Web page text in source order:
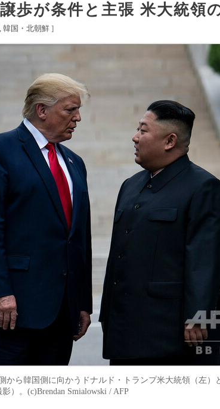
歩が条件と主張 米大統領
韓国・北朝鮮 ]
ら韓国側に向かうドナルド・トランプ米大統領（左）
）。(c)Brendan Smialowski / AFP